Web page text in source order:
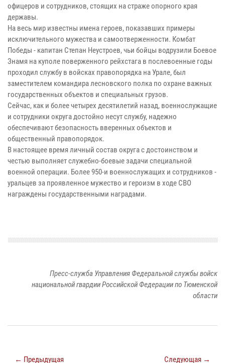
офицеров и сотрудников, стоящих на страже опорного края
державы.
На весь мир известны имена героев, показавших примеры
исключительного мужества и самоотверженности. Комбат
Победы - капитан Степан Неустроев, чьи бойцы водрузили Боевое
Знамя на куполе поверженного рейхстага в послевоенные годы
проходил службу в войсках правопорядка на Урале, был
заместителем командира лесновского полка по охране важных
государственных объектов и специальных грузов.
Сейчас, как и более четырех десятилетий назад, военнослужащие
и сотрудники округа достойно несут службу, надежно
обеспечивают безопасность вверенных объектов и
общественный правопорядок.
В настоящее время личный состав округа с достоинством и
честью выполняет служебно-боевые задачи специальной
военной операции. Более 950-и военнослужащих и сотрудников -
уральцев за проявленное мужество и героизм в ходе СВО
награждены государственными наградами.
Пресс-служба Управления Федеральной службы войск
национальной гвардии Российской Федерации по Тюменской
области
← Предыдущая Следующая →